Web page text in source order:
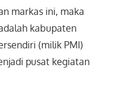
markas ini, maka
kabupaten
(milik PMI)
pusat kegiatan